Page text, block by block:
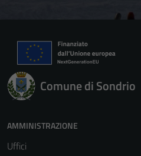
Comune di Sondrio
AMMINISTRAZIONE
Uffici